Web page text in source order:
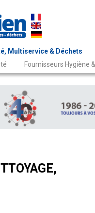
Multiservice & Déchets
Fournisseurs Hygiène